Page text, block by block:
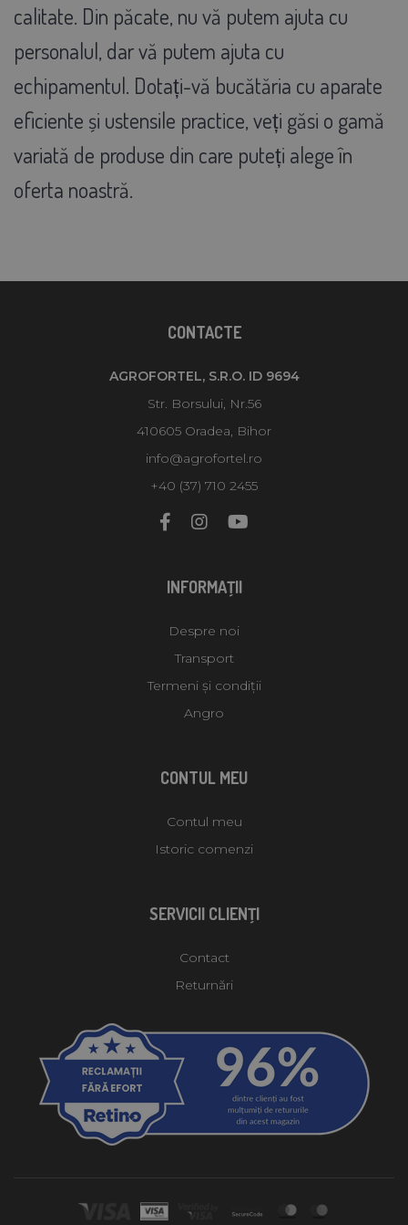
calitate. Din păcate, nu vă putem ajuta cu
personalul, dar vă putem ajuta cu
echipamentul. Dotați-vă bucătăria cu aparate
eficiente și ustensile practice, veți găsi o gamă
variată de produse din care puteți alege în
oferta noastră.
CONTACTE
AGROFORTEL, S.R.O. ID 9694
Str. Borsului, Nr.56
410605 Oradea, Bihor
info@agrofortel.ro
+40 (37) 710 2455
INFORMAŢII
Despre noi
Transport
Termeni și condiții
Angro
CONTUL MEU
Contul meu
Istoric comenzi
SERVICII CLIENŢI
Contact
Returnări